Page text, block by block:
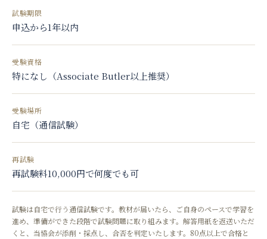
試験期限
申込から1年以内
受験資格
特になし（Associate Butler以上推奨）
受験場所
自宅（通信試験）
再試験
再試験料10,000円で何度でも可
試験は自宅で行う通信試験です。教材が届いたら、ご自身のペースで学習を
進め、準備ができた段階で試験問題に取り組みます。解答用紙を返送いただ
くと、当協会が添削・採点し、合否を判定いたします。80点以上で合格と